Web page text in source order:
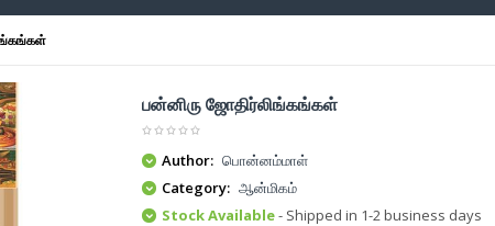
பன்னிரு ஜோதிர்லிங்கங்கள்
Author: பொன்னம்மாள்
Category: ஆன்மிகம்
Stock Available- Shipped in 1-2 business days